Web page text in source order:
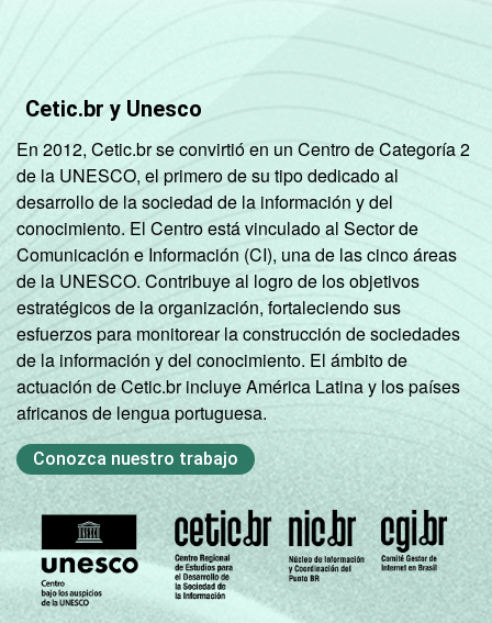
Cetic.br y Unesco
En 2012, Cetic.br se convirtió en un Centro de Categoría 2
de la UNESCO, el primero de su tipo dedicado al
desarrollo de la sociedad de la información y del
conocimiento. El Centro está vinculado al Sector de
Comunicación e Información (CI), una de las cinco áreas
de la UNESCO. Contribuye al logro de los objetivos
estratégicos de la organización, fortaleciendo sus
esfuerzos para monitorear la construcción de sociedades
de la información y del conocimiento. El ámbito de
actuación de Cetic.br incluye América Latina y los países
africanos de lengua portuguesa.
Conozca nuestro trabajo